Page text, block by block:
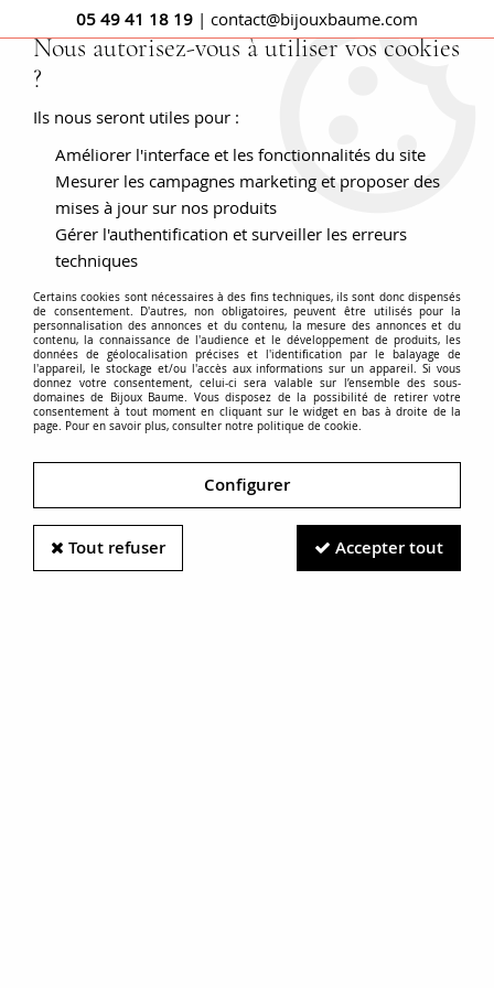
05 49 41 18 19 | contact@bijouxbaume.com
Accueil Dormeuses anciennes géométriques or
Nous autorisez-vous à utiliser vos cookies
?
Ils nous seront utiles pour :
Améliorer l'interface et les fonctionnalités du site
Mesurer les campagnes marketing et proposer des
mises à jour sur nos produits
Gérer l'authentification et surveiller les erreurs
techniques
Certains cookies sont nécessaires à des fins techniques, ils sont donc dispensés
de consentement. D'autres, non obligatoires, peuvent être utilisés pour la
personnalisation des annonces et du contenu, la mesure des annonces et du
contenu, la connaissance de l'audience et le développement de produits, les
données de géolocalisation précises et l'identification par le balayage de
l'appareil, le stockage et/ou l'accès aux informations sur un appareil. Si vous
donnez votre consentement, celui-ci sera valable sur l’ensemble des sous-
domaines de Bijoux Baume. Vous disposez de la possibilité de retirer votre
consentement à tout moment en cliquant sur le widget en bas à droite de la
page. Pour en savoir plus, consulter notre politique de cookie.
Configurer
Tout refuser Accepter tout